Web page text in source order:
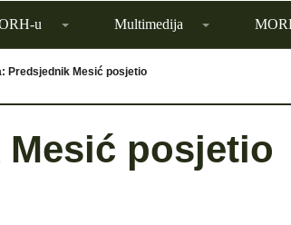
u Multimedija
Predsjednik Mesić posjetio
posjetio